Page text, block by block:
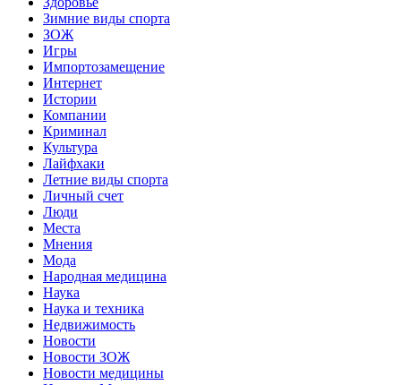
Зимние виды спорта
ЗОЖ
Игры
Импортозамещение
Интернет
Истории
Компании
Криминал
Культура
Лайфхаки
Летние виды спорта
Личный счет
Люди
Места
Мнения
Мода
Народная медицина
Наука
Наука и техника
Недвижимость
Новости
Новости ЗОЖ
Новости медицины